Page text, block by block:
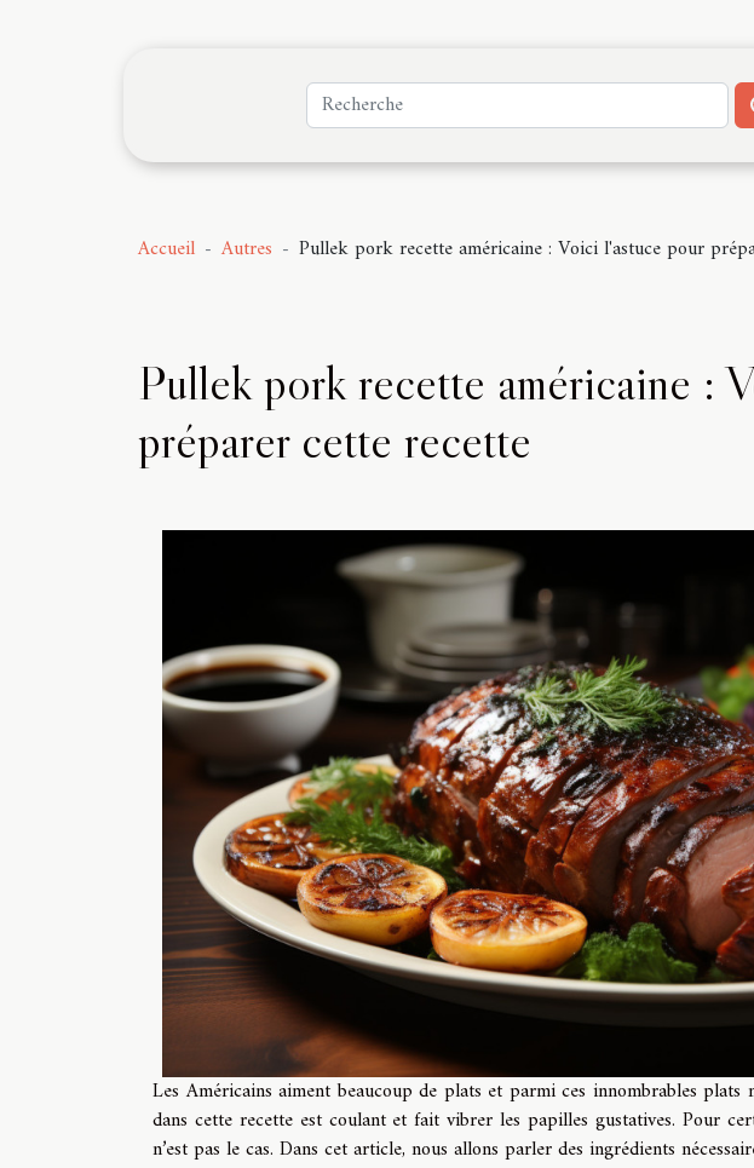
Accueil Autres Pullek pork recette américaine : Voici l'astuce pour
Pullek pork recette américaine :
préparer cette recette
Les Américains aiment beaucoup de plats et parmi ces innombrables
dans cette recette est coulant et fait vibrer les papilles gustatives. Pour
n’est pas le cas. Dans cet article, nous allons parler des ingrédients